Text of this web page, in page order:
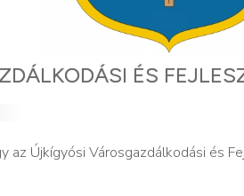
ÉS
az Újkígyósi Városgazdálkodási és